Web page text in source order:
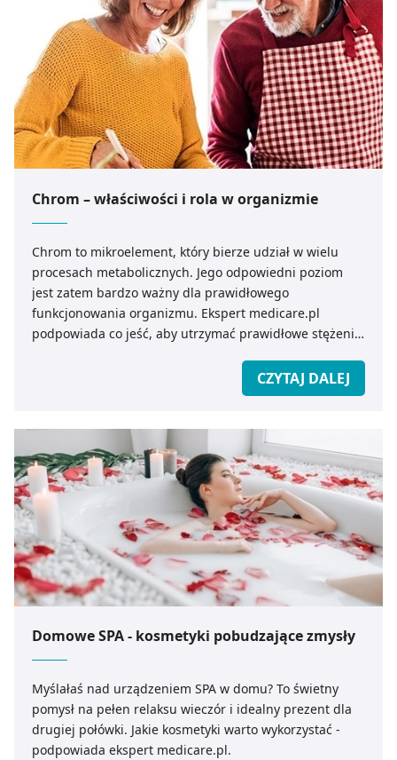
Chrom – właściwości i rola w organizmie
Chrom to mikroelement, który bierze udział w wielu
procesach metabolicznych. Jego odpowiedni poziom
jest zatem bardzo ważny dla prawidłowego
funkcjonowania organizmu. Ekspert medicare.pl
podpowiada co jeść, aby utrzymać prawidłowe stężenie
CZYTAJ DALEJ
Domowe SPA - kosmetyki pobudzające zmysły
Myślałaś nad urządzeniem SPA w domu? To świetny
pomysł na pełen relaksu wieczór i idealny prezent dla
drugiej połówki. Jakie kosmetyki warto wykorzystać -
podpowiada ekspert medicare.pl.